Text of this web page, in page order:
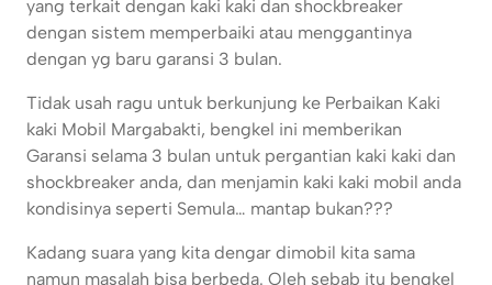
yang terkait dengan kaki kaki dan shockbreaker
dengan sistem memperbaiki atau menggantinya
dengan yg baru garansi 3 bulan.
Tidak usah ragu untuk berkunjung ke Perbaikan Kaki
kaki Mobil Margabakti, bengkel ini memberikan
Garansi selama 3 bulan untuk pergantian kaki kaki dan
shockbreaker anda, dan menjamin kaki kaki mobil anda
kondisinya seperti Semula… mantap bukan???
Kadang suara yang kita dengar dimobil kita sama
namun masalah bisa berbeda. Oleh sebab itu bengkel